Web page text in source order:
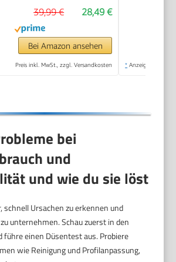
Aufkleber Druckgröße
20-50 mm
Kompatibel mit iOS
und Android für
28,49 €
39,99 €
Bei Amazon ansehen
Preis inkl. MwSt., zzgl. Versandkosten * Anzeige
bei
und
und wie du sie löst
schnell Ursachen zu erkennen und
unternehmen. Schau zuerst in den
führe einen Düsentest aus. Probiere
wie Reinigung und Profilanpassung,